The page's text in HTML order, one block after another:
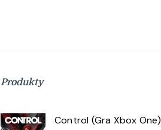
Produkty
Control (Gra Xbox One)